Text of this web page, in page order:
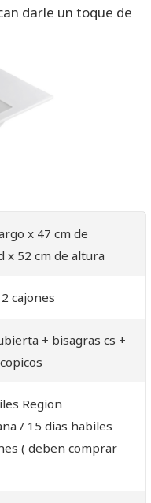
darle un toque de
x 47 cm de
x 52 cm de altura
cajones
+ bisagras cs +
Region
/ 15 dias habiles
( deben comprar